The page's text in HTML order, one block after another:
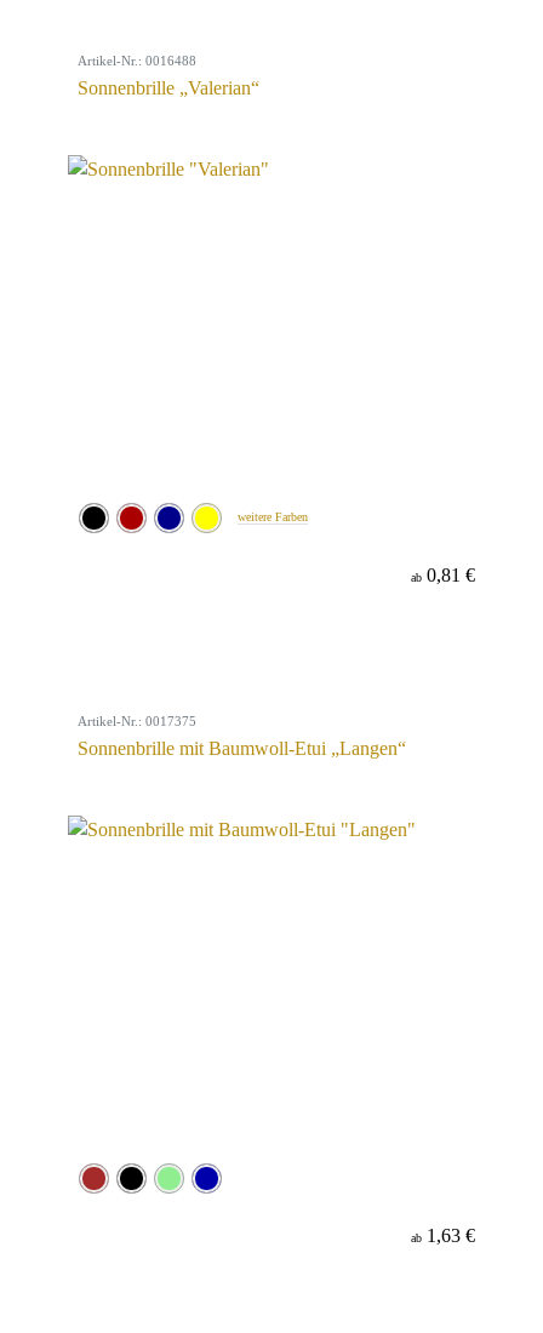
Artikel-Nr.: 0016488
Sonnenbrille „Valerian“
weitere Farben
ab 0,81 €
Artikel-Nr.: 0017375
Sonnenbrille mit Baumwoll-Etui „Langen“
ab 1,63 €